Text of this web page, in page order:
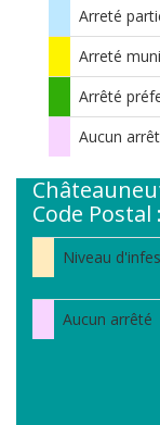
Arreté
Arreté
Arrêté
Aucun
Code Postal
Niveau
Aucun arrêté